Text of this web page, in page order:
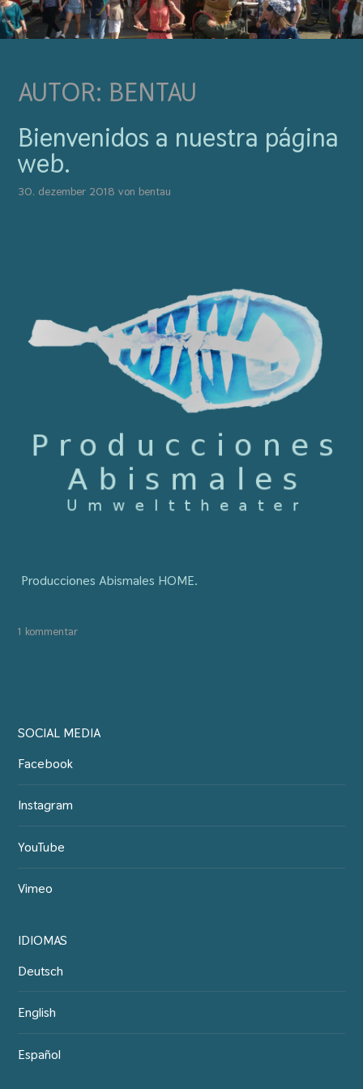
AUTOR: BENTAU
Bienvenidos a nuestra página
web.
30. dezember 2018 vonbentau
Producciones Abismales HOME.
1 kommentar
SOCIAL MEDIA
Facebook
Instagram
YouTube
Vimeo
IDIOMAS
Deutsch
English
Español